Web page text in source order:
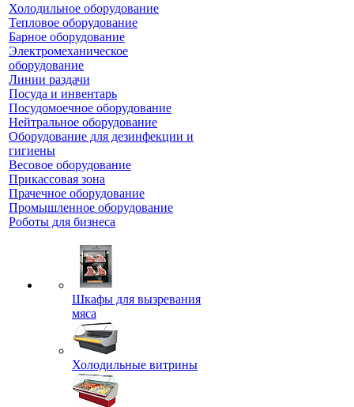
Холодильное оборудование
Тепловое оборудование
Барное оборудование
Электромеханическое
оборудование
Линии раздачи
Посуда и инвентарь
Посудомоечное оборудование
Нейтральное оборудование
Оборудование для дезинфекции и
гигиены
Весовое оборудование
Прикассовая зона
Прачечное оборудование
Промышленное оборудование
Роботы для бизнеса
Шкафы для вызревания
мяса
Холодильные витрины